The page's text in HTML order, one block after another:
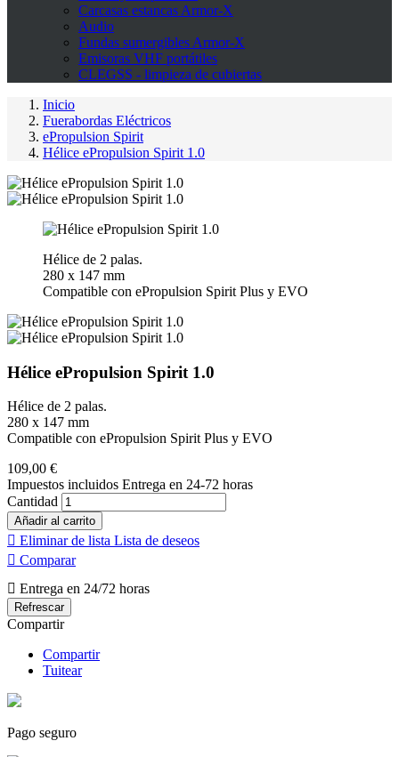
Carcasas estancas Armor-X
Audio
Fundas sumergibles Armor-X
Emisoras VHF portátiles
CLEGSS - limpieza de cubiertas
Inicio
Fuerabordas Eléctricos
ePropulsion Spirit
Hélice ePropulsion Spirit 1.0
Hélice de 2 palas.
280 x 147 mm
Compatible con ePropulsion Spirit Plus y EVO
Hélice ePropulsion Spirit 1.0
Hélice de 2 palas.
280 x 147 mm
Compatible con ePropulsion Spirit Plus y EVO
109,00 €
Impuestos incluidos Entrega en 24-72 horas
Cantidad
Añadir al carrito
 Eliminar de lista Lista de deseos
 Comparar
 Entrega en 24/72 horas
Compartir
Compartir
Tuitear
Pago seguro